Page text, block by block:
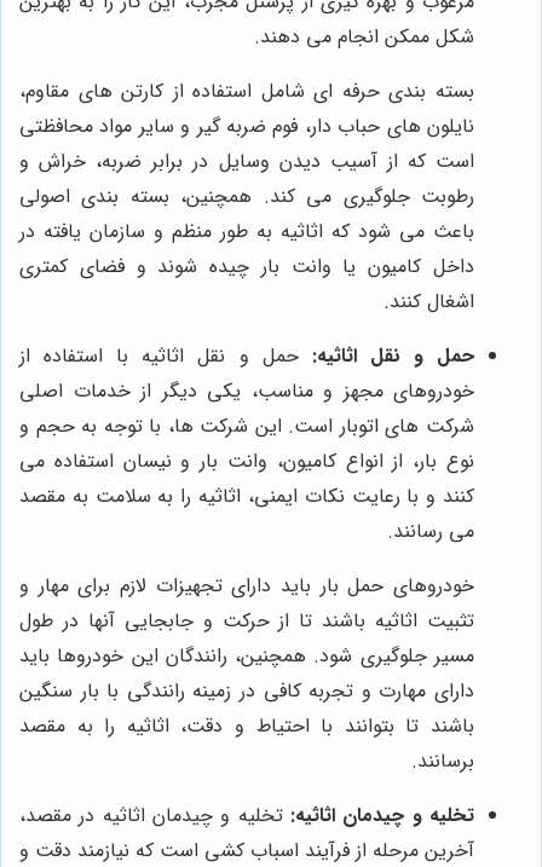
شکل ممکن انجام می دهند.
بسته بندی حرفه ای شامل استفاده از کارتن های مقاوم،
نایلون های حباب دار، فوم ضربه گیر و سایر مواد محافظتی
است که از آسیب دیدن وسایل در برابر ضربه، خراش و
رطوبت جلوگیری می کند. همچنین، بسته بندی اصولی
باعث می شود که اثاثیه به طور منظم و سازمان یافته در
داخل کامیون یا وانت بار چیده شوند و فضای کمتری
اشغال کنند.
حمل و نقل اثاثیه: حمل و نقل اثاثیه با استفاده از
خودروهای مجهز و مناسب، یکی دیگر از خدمات اصلی
شرکت های اتوبار است. این شرکت ها، با توجه به حجم و
نوع بار، از انواع کامیون، وانت بار و نیسان استفاده می
کنند و با رعایت نکات ایمنی، اثاثیه را به سلامت به مقصد
می رسانند.
خودروهای حمل بار باید دارای تجهیزات لازم برای مهار و
تثبیت اثاثیه باشند تا از حرکت و جابجایی آنها در طول
مسیر جلوگیری شود. همچنین، رانندگان این خودروها باید
دارای مهارت و تجربه کافی در زمینه رانندگی با بار سنگین
باشند تا بتوانند با احتیاط و دقت، اثاثیه را به مقصد
برسانند.
تخلیه و چیدمان اثاثیه: تخلیه و چیدمان اثاثیه در مقصد،
آخرین مرحله از فرآیند اسباب کشی است که نیازمند دقت و